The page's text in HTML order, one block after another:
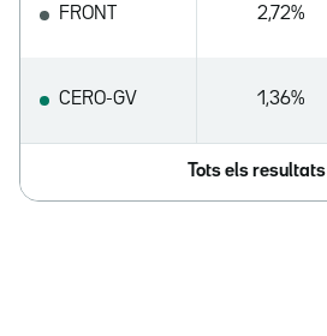
FRONT 2,72%
CERO-GV 1,36%
Tots els resultats